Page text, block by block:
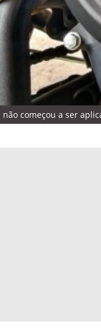
começou a ser